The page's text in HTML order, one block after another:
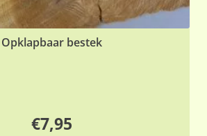
Opklapbaar bestek
€7,95